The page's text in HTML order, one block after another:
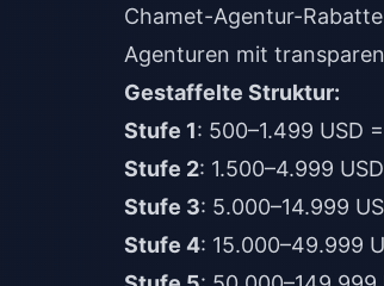
Chamet-Agentur-Rabatte
Agenturen mit
Gestaffelte Struktur:
Stufe 1: 500–1.499 USD
Stufe 2: 1.500–4.999
Stufe 3: 5.000–14.999
Stufe 4: 15.000–49.999